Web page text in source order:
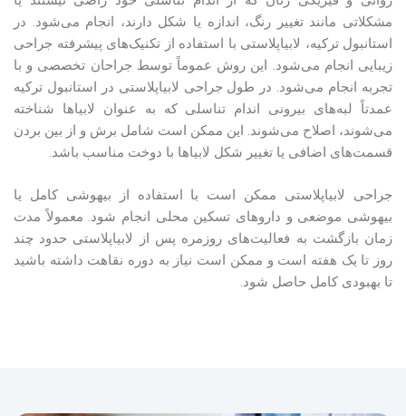
مشکلاتی مانند تغییر رنگ، اندازه یا شکل دارند، انجام می‌شود. در
استانبول ترکیه، لابیاپلاستی با استفاده از تکنیک‌های پیشرفته جراحی
زیبایی انجام می‌شود. این روش عموماً توسط جراحان تخصصی و با
تجربه انجام می‌شود. در طول جراحی لابیاپلاستی در استانبول ترکیه
عمدتاً لبه‌های بیرونی اندام تناسلی که به عنوان لابیاها شناخته
می‌شوند، اصلاح می‌شوند. این ممکن است شامل برش و از بین بردن
قسمت‌های اضافی یا تغییر شکل لابیاها با دوخت مناسب باشد.
جراحی لابیاپلاستی ممکن است با استفاده از بیهوشی کامل یا
بیهوشی موضعی و داروهای تسکین محلی انجام شود. معمولاً مدت
زمان بازگشت به فعالیت‌های روزمره پس از لابیاپلاستی حدود چند
روز تا یک هفته است و ممکن است نیاز به دوره نقاهت داشته باشید
تا بهبودی کامل حاصل شود.